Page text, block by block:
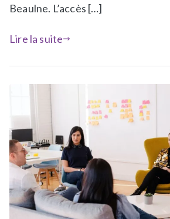
w
o
r
e
Beaulne. L’accès […]
Lire la suite